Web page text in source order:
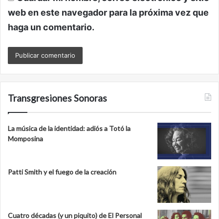
web en este navegador para la próxima vez que
haga un comentario.
Transgresiones Sonoras
La música de la identidad: adiós a Totó la
Momposina
Patti Smith y el fuego de la creación
Cuatro décadas (y un piquito) de El Personal